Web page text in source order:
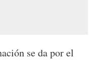
se da por el